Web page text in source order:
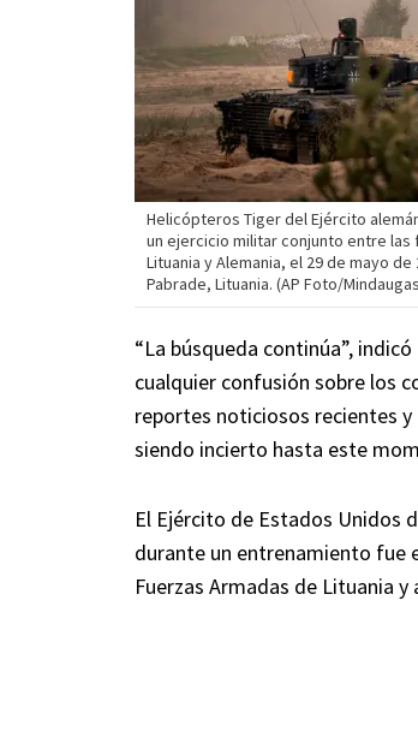
Helicópteros Tiger del Ejército
un ejercicio militar conjunto entre las
Lituania y Alemania, el 29 de mayo de
Pabrade, Lituania. (AP Foto/
“La búsqueda continúa”,
cualquier confusión sobre los
reportes noticiosos recientes
siendo incierto hasta este
El Ejército de Estados Unidos
durante un entrenamiento fue
Fuerzas Armadas de Lituania